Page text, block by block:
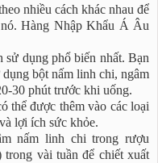
nhiều cách khác nhau để
Hàng Nhập Khẩu Á Âu
sử dụng phổ biến nhất. Bạn
bột nấm linh chi, ngâm
30 phút trước khi uống.
thể được thêm vào các loại
lợi ích sức khỏe.
nấm linh chi trong rượu
vài tuần để chiết xuất